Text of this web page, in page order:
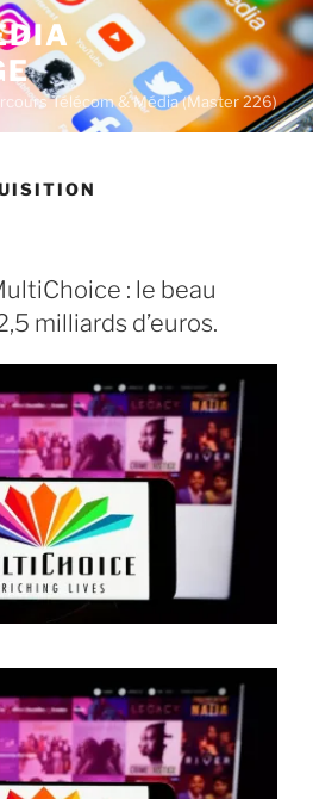
Télécom & Média (Master 226)
: le beau
milliards d’euros.